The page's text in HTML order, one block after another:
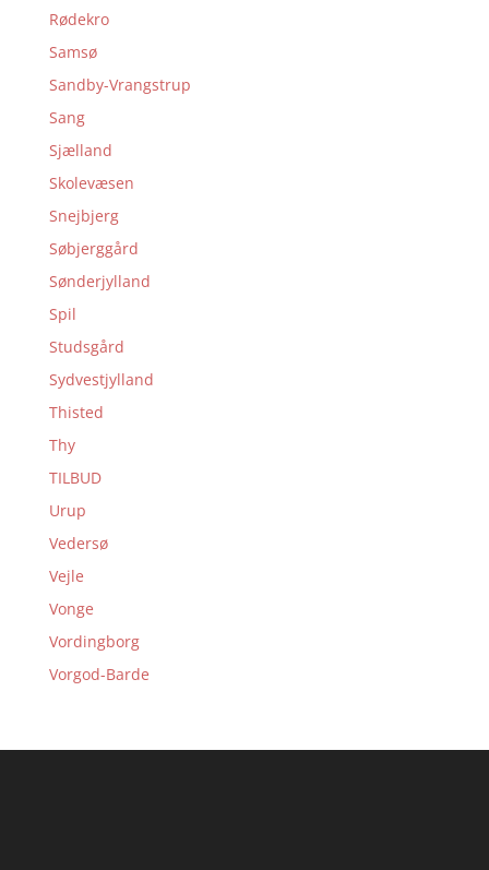
Rødekro
Samsø
Sandby-Vrangstrup
Sang
Sjælland
Skolevæsen
Snejbjerg
Søbjerggård
Sønderjylland
Spil
Studsgård
Sydvestjylland
Thisted
Thy
TILBUD
Urup
Vedersø
Vejle
Vonge
Vordingborg
Vorgod-Barde